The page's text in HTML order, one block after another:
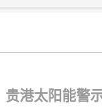
贵港太阳能警